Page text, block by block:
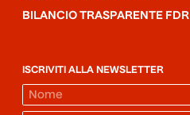
BILANCIO TRASPARENTE FDR
ISCRIVITI ALLA NEWSLETTER